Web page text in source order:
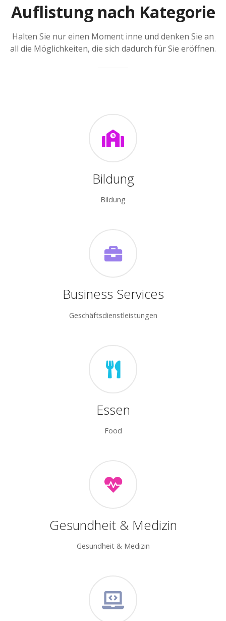
Auflistung nach Kategorie
Halten Sie nur einen Moment inne und denken Sie an
all die Möglichkeiten, die sich dadurch für Sie eröffnen.
Bildung
Bildung
Business Services
Geschäftsdienstleistungen
Essen
Food
Gesundheit & Medizin
Gesundheit & Medizin